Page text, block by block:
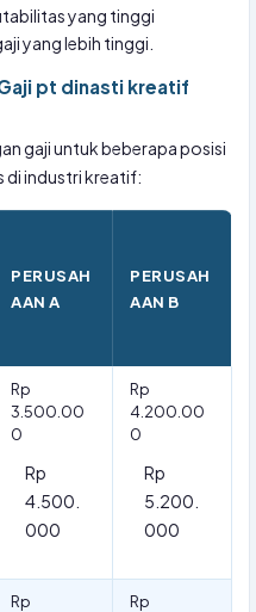
yang tinggi
yang lebih tinggi.
pt dinasti kreatif
gaji untuk beberapa posisi
di industri kreatif:
PERUSAH
AAN A
PERUSAH
AAN B
Rp
3.500.00
0
Rp
4.500.
000
Rp
4.200.00
0
Rp
5.200.
000
Rp
Rp